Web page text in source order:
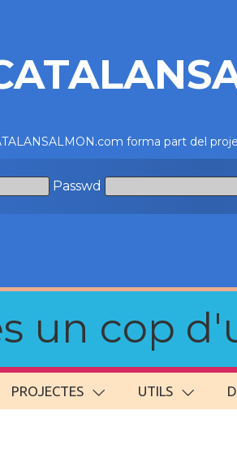
forma part del
Passwd
un cop
PROJECTES UTILS